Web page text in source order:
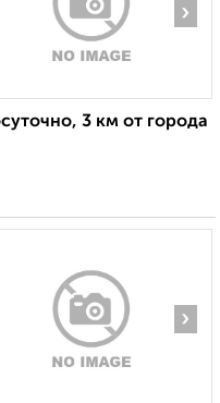
›
3 км от города
›